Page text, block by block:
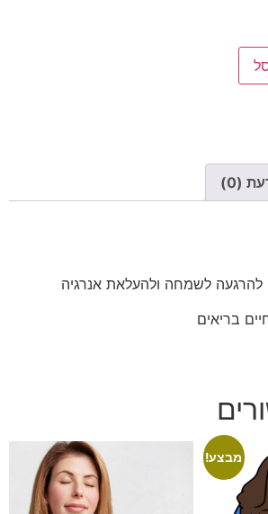
(0)
להרגעה לשמחה ולהעלאת אנרגיה
בריאים
מבצע!